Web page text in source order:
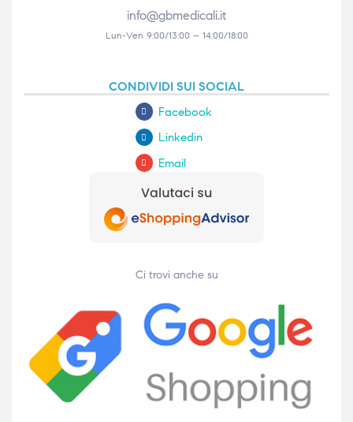
info@gbmedicali.it
Lun-Ven 9:00/13:00 – 14:00/18:00
CONDIVIDI SUI SOCIAL
Facebook
Linkedin
Email
Ci trovi anche su